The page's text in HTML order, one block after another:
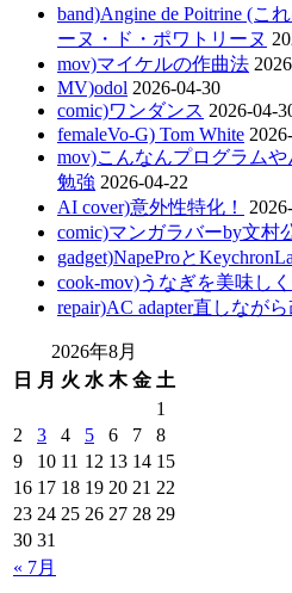
band)Angine de Poitrine (こ
ーヌ・ド・ポワトリーヌ
mov)マイケルの作曲法
MV)odol 2026-04-30
comic)ワンダンス 2026-04-
femaleVo-G) Tom White
mov)こんなんプログラムや
勉強 2026-04-22
AI cover)意外性特化！
comic)マンガラバーby文村
gadget)NapeProと
cook-mov)うなぎを美味し
repair)AC adapter直しなが
2026年8月
日
月 火 水 木 金 土
« 7月
1
2
3 4 5 6 7
8
9
10 11 12 13 14 15
16 17 18 19 20 21 22
23 24 25 26 27 28 29
30 31